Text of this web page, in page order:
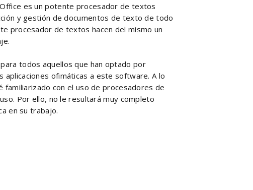
es un potente procesador de textos
y gestión de documentos de texto de todo
procesador de textos hacen del mismo un
todos aquellos que han optado por
ofimáticas a este software. A lo
familiarizado con el uso de procesadores de
Por ello, no le resultará muy completo
en su trabajo.